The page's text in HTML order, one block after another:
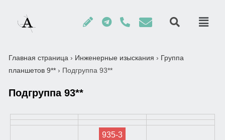
Главная страница › Инженерные изыскания › Группа
планшетов 9** › Подгруппа 93**
Подгруппа 93**
935-3